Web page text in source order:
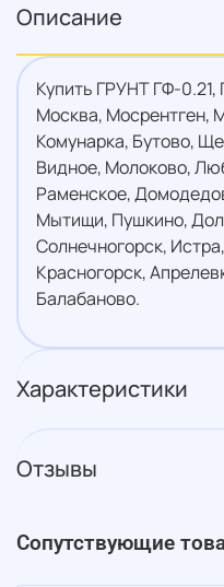
Описание
Купить ГРУНТ ГФ-0.21,
Москва, Мосрентген,
Комунарка, Бутово,
Видное, Молоково,
Раменское,
Мытищи, Пушкино,
Солнечногорск,
Красногорск,
Балабаново.
Характеристики
Отзывы
Сопутствующие